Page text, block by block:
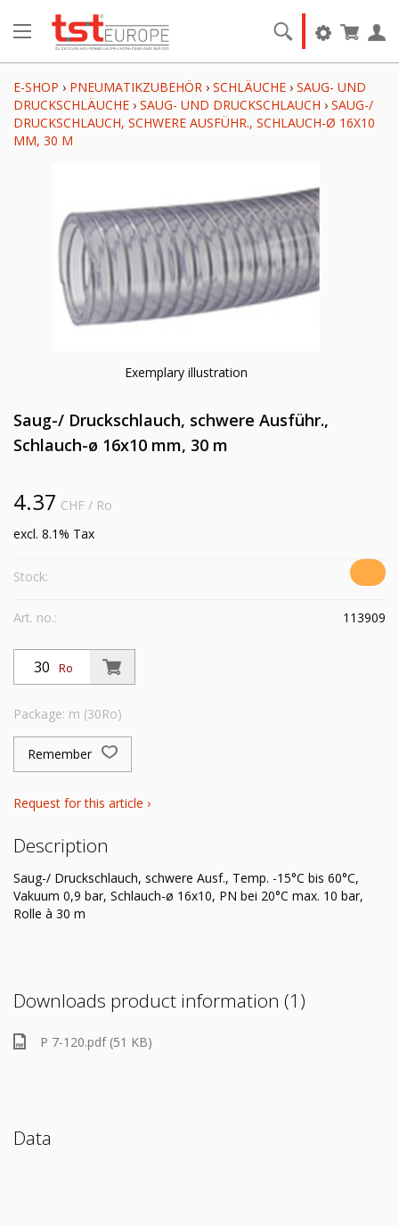
E-SHOP › PNEUMATIKZUBEHÖR › SCHLÄUCHE › SAUG- UND
DRUCKSCHLÄUCHE › SAUG- UND DRUCKSCHLAUCH › SAUG-/
DRUCKSCHLAUCH, SCHWERE AUSFÜHR., SCHLAUCH-Ø 16X10
MM, 30 M
Exemplary illustration
Saug-/ Druckschlauch, schwere Ausführ.,
Schlauch-ø 16x10 mm, 30 m
4.37 CHF / Ro
excl. 8.1% Tax
Stock:
Art. no.: 113909
Ro
Package: m (30Ro)
Remember
Request for this article ›
Description
Saug-/ Druckschlauch, schwere Ausf., Temp. -15°C bis 60°C,
Vakuum 0,9 bar, Schlauch-ø 16x10, PN bei 20°C max. 10 bar,
Rolle à 30 m
Downloads product information (1)
P 7-120.pdf (51 KB)
Data